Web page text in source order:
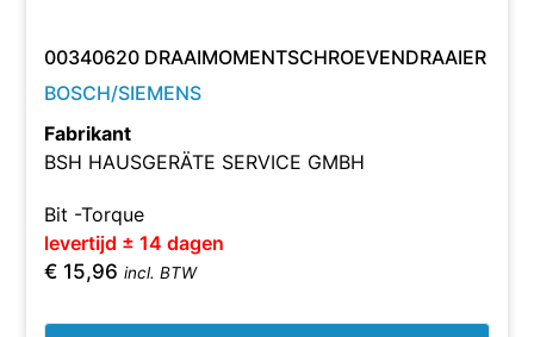
00340620 DRAAIMOMENTSCHROEVENDRAAIER
BOSCH/SIEMENS
Fabrikant
BSH HAUSGERÄTE SERVICE GMBH
Bit -Torque
levertijd ± 14 dagen
€ 15,96 incl. BTW